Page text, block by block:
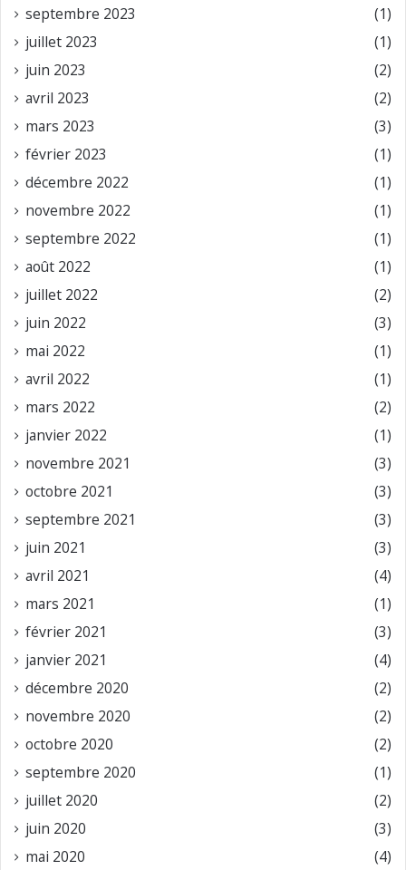
septembre 2023
(1)
juillet 2023
(1)
juin 2023
(2)
avril 2023
(2)
mars 2023
(3)
février 2023
(1)
décembre 2022
(1)
novembre 2022
(1)
septembre 2022
(1)
août 2022
(1)
juillet 2022
(2)
juin 2022
(3)
mai 2022
(1)
avril 2022
(1)
mars 2022
(2)
janvier 2022
(1)
novembre 2021
(3)
octobre 2021
(3)
septembre 2021
(3)
juin 2021
(3)
avril 2021
(4)
mars 2021
(1)
février 2021
(3)
janvier 2021
(4)
décembre 2020
(2)
novembre 2020
(2)
octobre 2020
(2)
septembre 2020
(1)
juillet 2020
(2)
juin 2020
(3)
mai 2020
(4)